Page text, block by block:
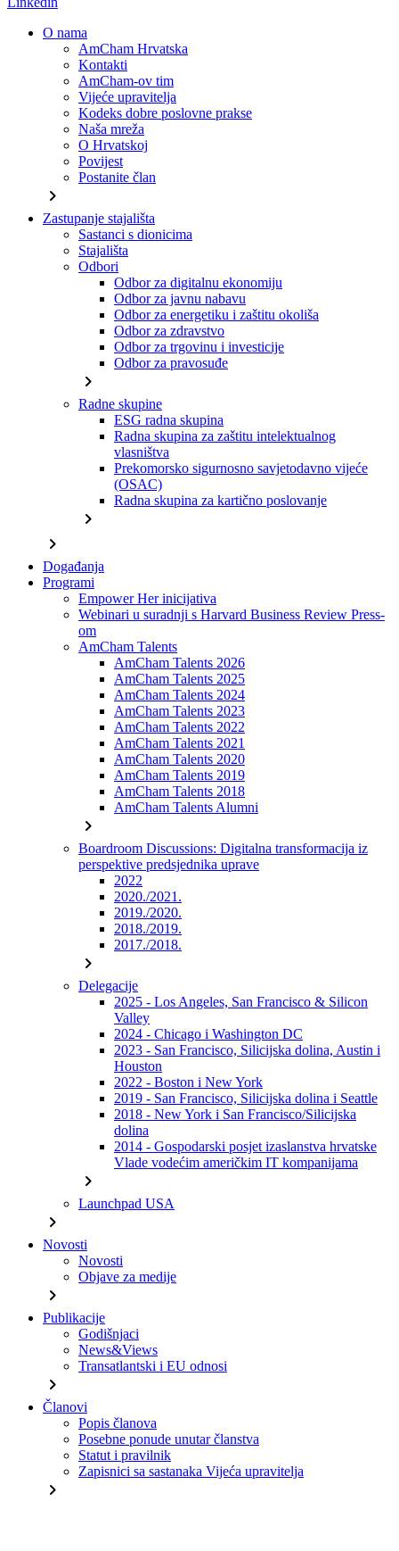
O nama
AmCham Hrvatska
Kontakti
AmCham-ov tim
Vijeće upravitelja
Kodeks dobre poslovne prakse
Naša mreža
O Hrvatskoj
Povijest
Postanite član
chevron_right
Zastupanje stajališta
Sastanci s dionicima
Stajališta
Odbori
Odbor za digitalnu ekonomiju
Odbor za javnu nabavu
Odbor za energetiku i zaštitu okoliša
Odbor za zdravstvo
Odbor za trgovinu i investicije
Odbor za pravosuđe
chevron_right
Radne skupine
ESG radna skupina
Radna skupina za zaštitu intelektualnog
vlasništva
Prekomorsko sigurnosno savjetodavno vijeće
(OSAC)
Radna skupina za kartično poslovanje
chevron_right
chevron_right
Događanja
Programi
Empower Her inicijativa
Webinari u suradnji s Harvard Business Review Press-
om
AmCham Talents
AmCham Talents 2026
AmCham Talents 2025
AmCham Talents 2024
AmCham Talents 2023
AmCham Talents 2022
AmCham Talents 2021
AmCham Talents 2020
AmCham Talents 2019
AmCham Talents 2018
AmCham Talents Alumni
chevron_right
Boardroom Discussions: Digitalna transformacija iz
perspektive predsjednika uprave
2022
2020./2021.
2019./2020.
2018./2019.
2017./2018.
chevron_right
Delegacije
2025 - Los Angeles, San Francisco & Silicon
Valley
2024 - Chicago i Washington DC
2023 - San Francisco, Silicijska dolina, Austin i
Houston
2022 - Boston i New York
2019 - San Francisco, Silicijska dolina i Seattle
2018 - New York i San Francisco/Silicijska
dolina
2014 - Gospodarski posjet izaslanstva hrvatske
Vlade vodećim američkim IT kompanijama
chevron_right
Launchpad USA
chevron_right
Novosti
Novosti
Objave za medije
chevron_right
Publikacije
Godišnjaci
News&Views
Transatlantski i EU odnosi
chevron_right
Članovi
Popis članova
Posebne ponude unutar članstva
Statut i pravilnik
Zapisnici sa sastanaka Vijeća upravitelja
chevron_right